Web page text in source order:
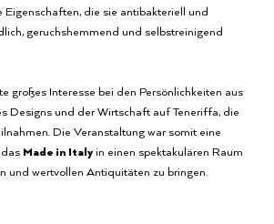
die sie antibakteriell und
geruchshemmend und selbstreinigend
großes Interesse bei den Persönlichkeiten aus
Designs und der Wirtschaft auf Teneriffa, die
Die Veranstaltung war somit eine
Made in Italyin einen spektakulären Raum
und wertvollen Antiquitäten zu bringen.